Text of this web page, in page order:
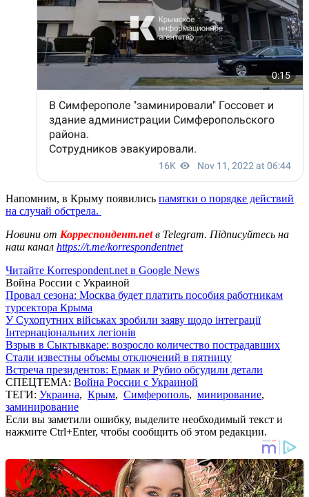
Напомним, в Крыму появились памятки о порядке действий
на случай обстрела.
Новини от Корреспондент.netв Telegram. Підписуйтесь на
наш канал https://t.me/korrespondentnet
Читайте Korrespondent.net в Google News
Война России с Украиной
Провал сезона: Москва будет платить пособия работникам
турсектора Крыма
У Сухопутних військах зробили заяву щодо інтеграції
Інтернаціональних легіонів
Взрыв в Сыктывкаре: возросло количество пострадавших
Стали известны объемы отключений в пятницу
Встреча президентов: Ермак и Рубио обсудили детали
СПЕЦТЕМА: Война России с Украиной
ТЕГИ: Украина, Крым, Симферополь, минирование,
заминирование
Если вы заметили ошибку, выделите необходимый текст и
нажмите Ctrl+Enter, чтобы сообщить об этом редакции.